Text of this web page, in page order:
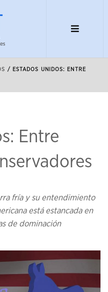
/
ESTADOS UNIDOS: ENTRE
Entre
fría y su entendimiento
está estancada en
de dominación